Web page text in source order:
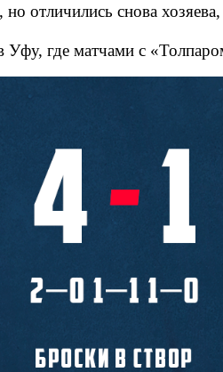
отличились снова
Уфу, где матчами с